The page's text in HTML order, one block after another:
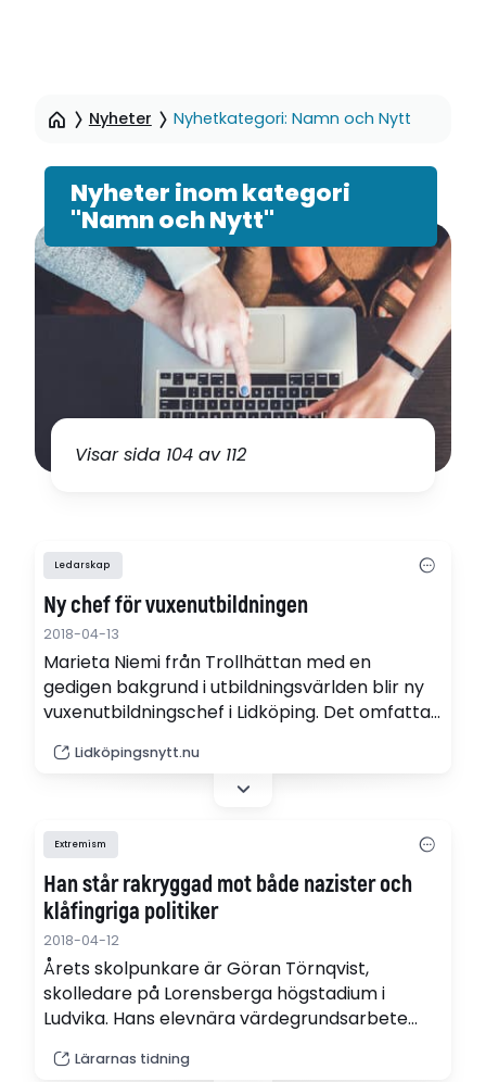
sidinnehåll
Nyheter Nyhetkategori: Namn och Nytt
Nyheter inom kategori
"Namn och Nytt"
Visar sida 104 av 112
Ledarskap
Ny chef för vuxenutbildningen
2018-04-13
Marieta Niemi från Trollhättan med en
gedigen bakgrund i utbildningsvärlden blir ny
vuxenutbildningschef i Lidköping. Det omfattar
Lidköpingsnytt.nu
Extremism
Han står rakryggad mot både nazister och
klåfingriga politiker
2018-04-12
Årets skolpunkare är Göran Törnqvist,
skolledare på Lorensberga högstadium i
Ludvika. Hans elevnära värdegrundsarbete
Dolan-stipendiet.
Lärarnas tidning